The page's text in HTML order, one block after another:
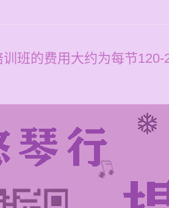
班的费用大约为每节